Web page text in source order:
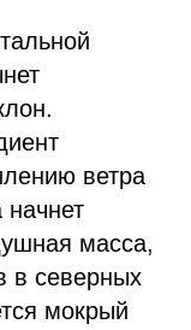
ветра
масса,
в северных
мокрый